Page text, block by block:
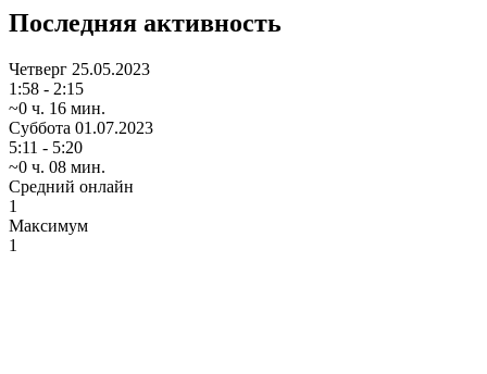
Последняя активность
Четверг 25.05.2023
1:58 - 2:15
~0 ч. 16 мин.
Суббота 01.07.2023
5:11 - 5:20
~0 ч. 08 мин.
Средний онлайн
1
Максимум
1